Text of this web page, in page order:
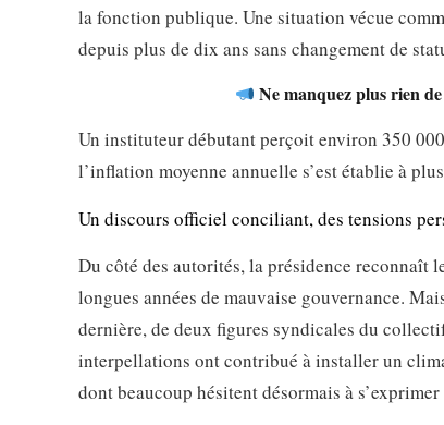
la fonction publique. Une situation vécue
depuis plus de dix ans sans changement de
Ne manquez plus rien
Un instituteur débutant perçoit environ 350
l’inflation moyenne annuelle s’est établie à
Un discours officiel conciliant, des tensions
Du côté des autorités, la présidence reconnaît
longues années de mauvaise gouvernance.
dernière, de deux figures syndicales du
interpellations ont contribué à installer un
dont beaucoup hésitent désormais à